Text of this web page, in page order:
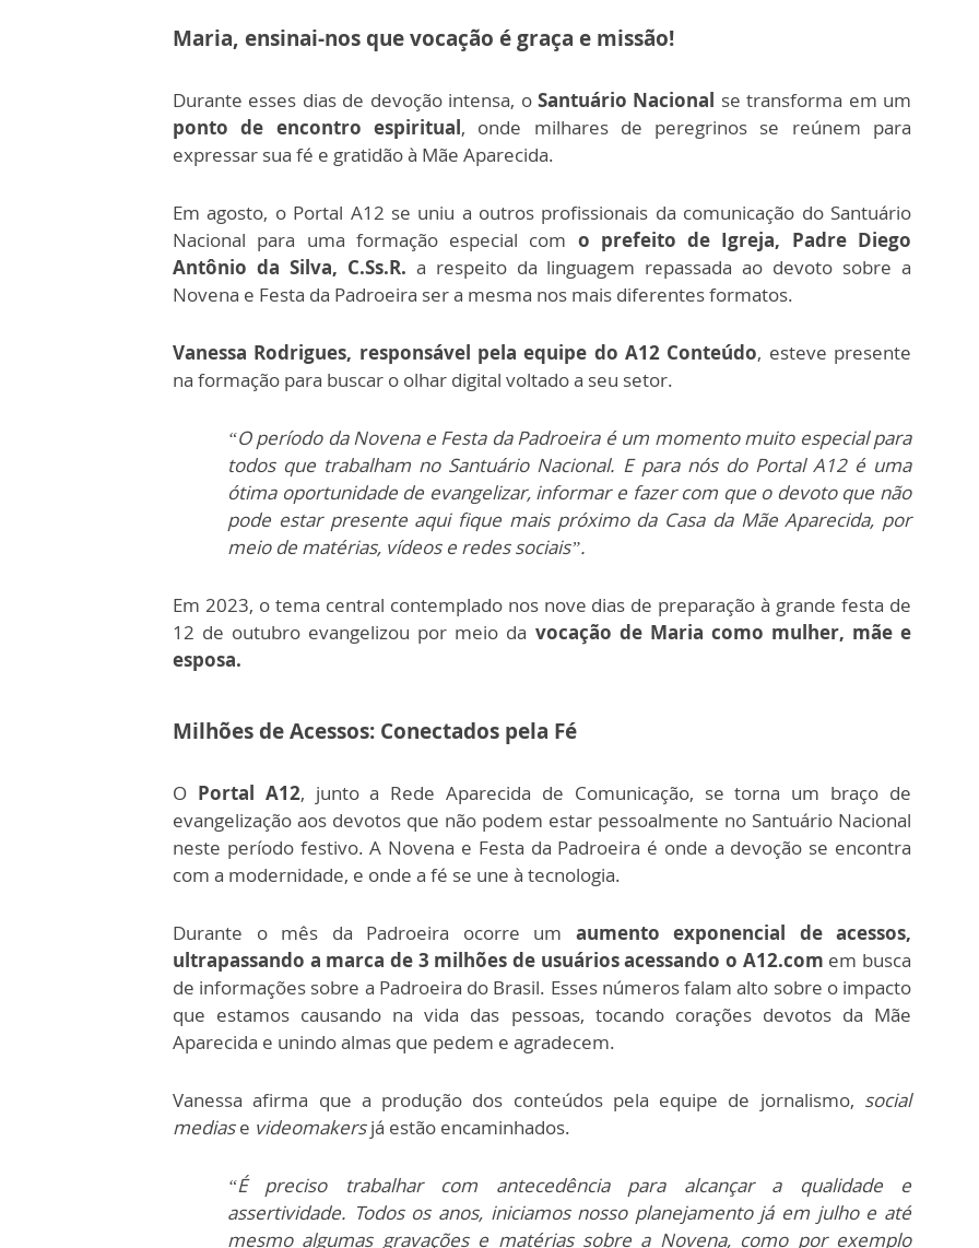
Maria, ensinai-nos que vocação é graça e missão!
Durante esses dias de devoção intensa, o Santuário Nacional se transforma em um
ponto de encontro espiritual, onde milhares de peregrinos se reúnem para
expressar sua fé e gratidão à Mãe Aparecida.
Em agosto, o Portal A12 se uniu a outros profissionais da comunicação do Santuário
Nacional para uma formação especial com o prefeito de Igreja, Padre Diego
Antônio da Silva, C.Ss.R. a respeito da linguagem repassada ao devoto sobre a
Novena e Festa da Padroeira ser a mesma nos mais diferentes formatos.
Vanessa Rodrigues, responsável pela equipe do A12 Conteúdo, esteve presente
na formação para buscar o olhar digital voltado a seu setor.
“O período da Novena e Festa da Padroeira é um momento muito especial para
todos que trabalham no Santuário Nacional. E para nós do Portal A12 é uma
ótima oportunidade de evangelizar, informar e fazer com que o devoto que não
pode estar presente aqui fique mais próximo da Casa da Mãe Aparecida, por
meio de matérias, vídeos e redes sociais”.
Em 2023, o tema central contemplado nos nove dias de preparação à grande festa de
12 de outubro evangelizou por meio da vocação de Maria como mulher, mãe e
esposa.
Milhões de Acessos: Conectados pela Fé
O Portal A12, junto a Rede Aparecida de Comunicação, se torna um braço de
evangelização aos devotos que não podem estar pessoalmente no Santuário Nacional
neste período festivo. A Novena e Festa da Padroeira é onde a devoção se encontra
com a modernidade, e onde a fé se une à tecnologia.
Durante o mês da Padroeira ocorre um aumento exponencial de acessos,
ultrapassando a marca de 3 milhões de usuários acessando o A12.com em busca
de informações sobre a Padroeira do Brasil. Esses números falam alto sobre o impacto
que estamos causando na vida das pessoas, tocando corações devotos da Mãe
Aparecida e unindo almas que pedem e agradecem.
Vanessa afirma que a produção dos conteúdos pela equipe de jornalismo, social
mediase videomakersjá estão encaminhados.
“É preciso trabalhar com antecedência para alcançar a qualidade e
assertividade. Todos os anos, iniciamos nosso planejamento já em julho e até
mesmo algumas gravações e matérias sobre a Novena, como por exemplo